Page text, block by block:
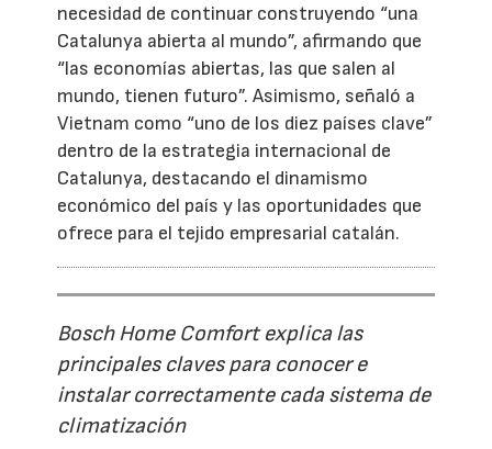
necesidad de continuar construyendo “una
Catalunya abierta al mundo”, afirmando que
“las economías abiertas, las que salen al
mundo, tienen futuro”. Asimismo, señaló a
Vietnam como “uno de los diez países clave”
dentro de la estrategia internacional de
Catalunya, destacando el dinamismo
económico del país y las oportunidades que
ofrece para el tejido empresarial catalán.
Bosch Home Comfort explica las
principales claves para conocer e
instalar correctamente cada sistema de
climatización